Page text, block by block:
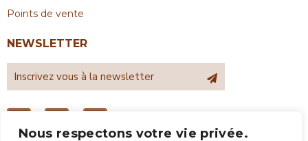
Nous respectons votre vie privée.
Points de vente
NEWSLETTER